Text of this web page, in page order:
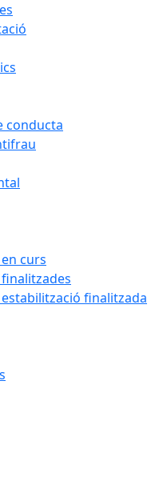
conducta
curs
finalitzada